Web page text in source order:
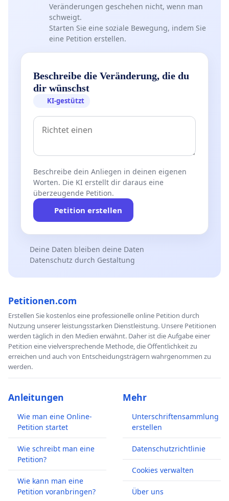
Veränderungen geschehen nicht, wenn man
schweigt.
Starten Sie eine soziale Bewegung, indem Sie
eine Petition erstellen.
Beschreibe die Veränderung, die du
dir wünschst
KI-gestützt
Beschreibe dein Anliegen in deinen eigenen
Worten. Die KI erstellt dir daraus eine
überzeugende Petition.
Petition erstellen
Deine Daten bleiben deine Daten
Datenschutz durch Gestaltung
Petitionen.com
Erstellen Sie kostenlos eine professionelle online Petition durch
Nutzung unserer leistungsstarken Dienstleistung. Unsere Petitionen
werden täglich in den Medien erwähnt. Daher ist die Aufgabe einer
Petition eine vielversprechende Methode, die Öffentlichkeit zu
erreichen und auch von Entscheidungsträgern wahrgenommen zu
werden.
Anleitungen
Wie man eine Online-
Petition startet
Wie schreibt man eine
Petition?
Wie kann man eine
Petition voranbringen?
Mehr
Unterschriftensammlung
erstellen
Datenschutzrichtlinie
Cookies verwalten
Über uns